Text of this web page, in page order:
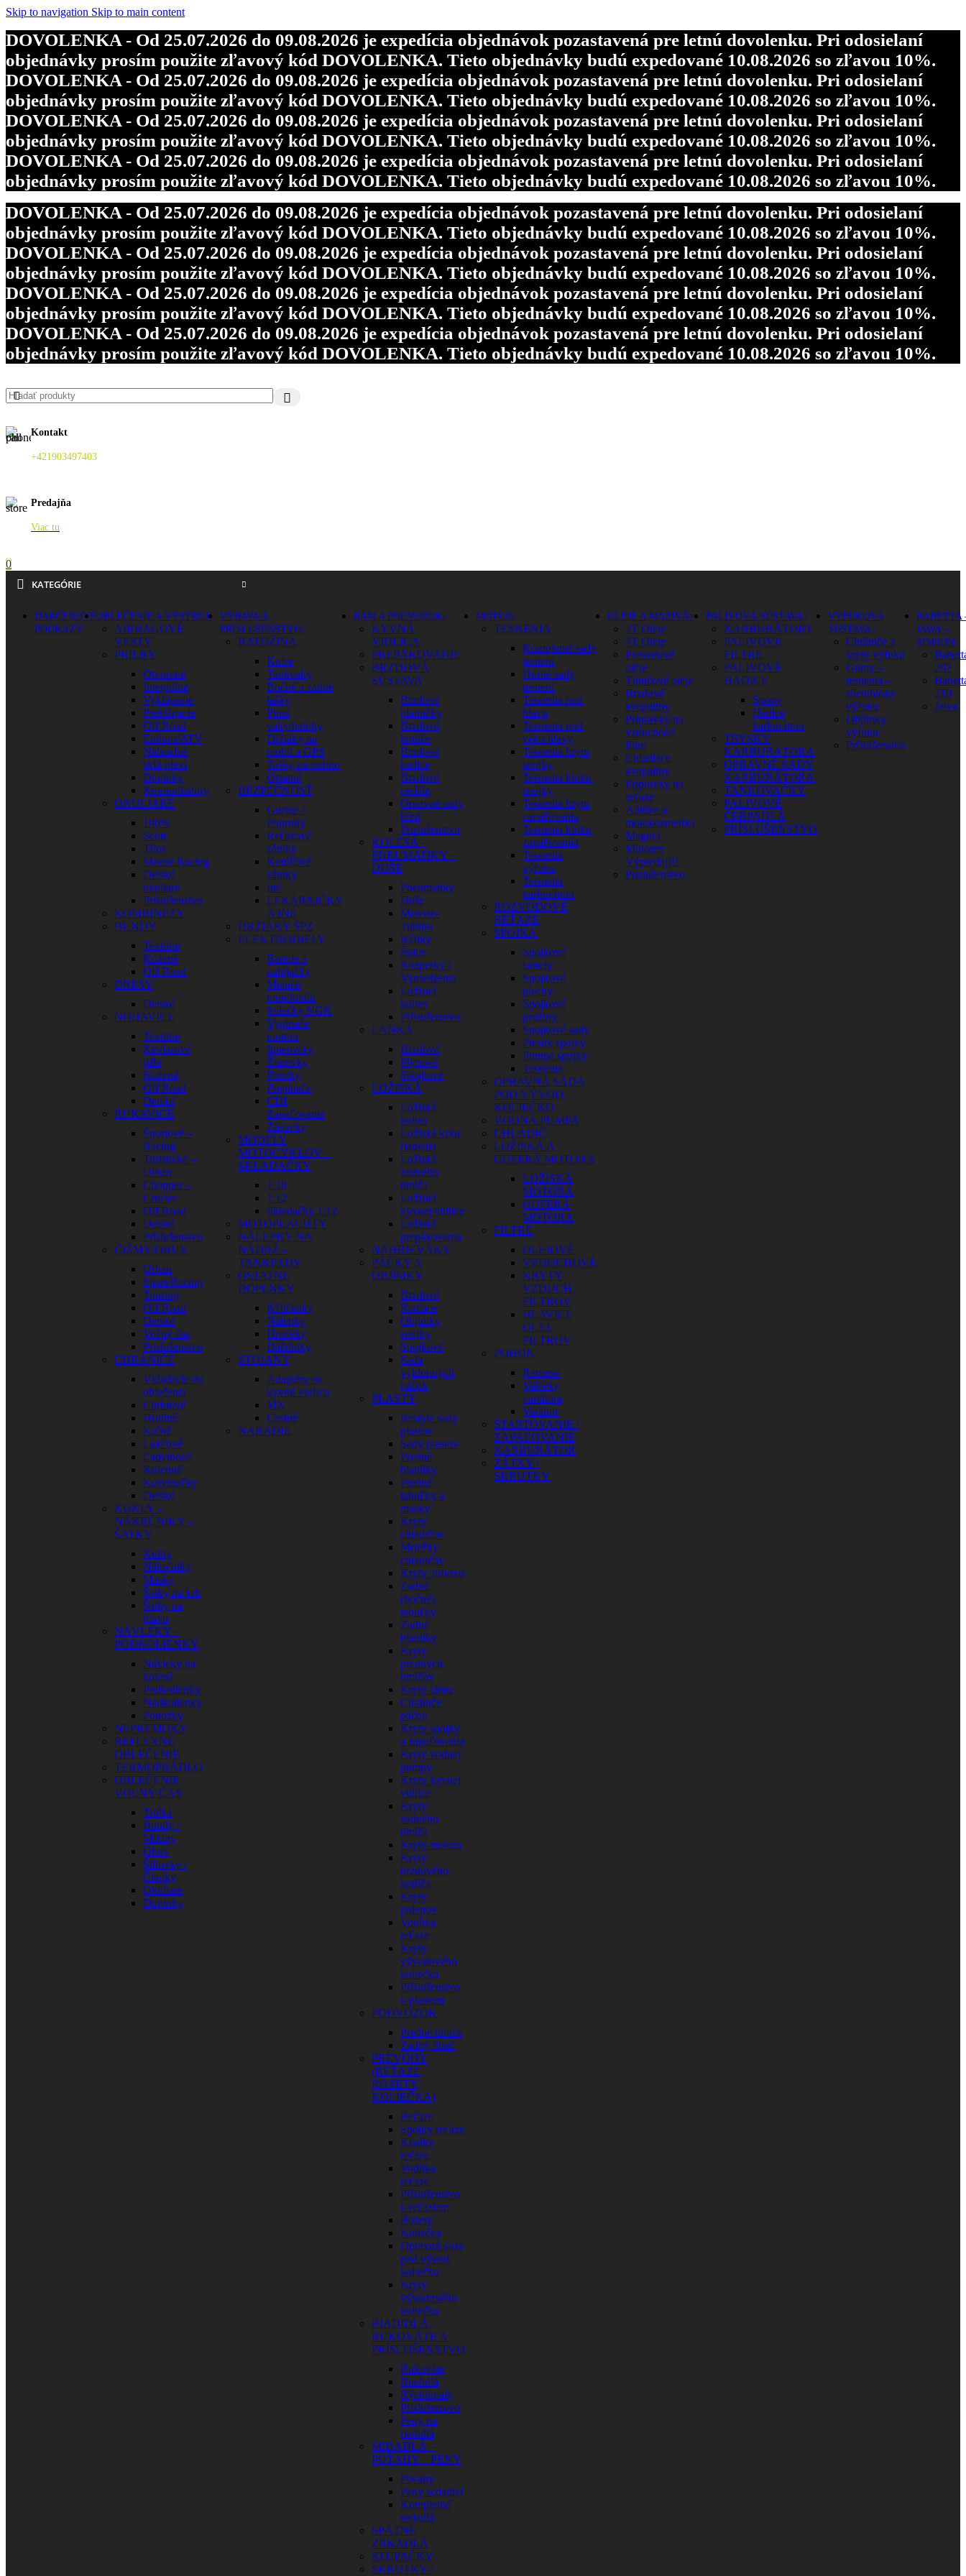
Skip to navigation Skip to main content
objednávky prosím použite zľavový kód DOVOLENKA. Tieto objednávky budú expedované 10.08.2026 so zľavou 10%.
DOVOLENKA - Od 25.07.2026 do 09.08.2026 je expedícia objednávok pozastavená pre letnú dovolenku. Pri odosielaní
objednávky prosím použite zľavový kód DOVOLENKA. Tieto objednávky budú expedované 10.08.2026 so zľavou 10%.
DOVOLENKA - Od 25.07.2026 do 09.08.2026 je expedícia objednávok pozastavená pre letnú dovolenku. Pri odosielaní
objednávky prosím použite zľavový kód DOVOLENKA. Tieto objednávky budú expedované 10.08.2026 so zľavou 10%.
DOVOLENKA - Od 25.07.2026 do 09.08.2026 je expedícia objednávok pozastavená pre letnú dovolenku. Pri odosielaní
objednávky prosím použite zľavový kód DOVOLENKA. Tieto objednávky budú expedované 10.08.2026 so zľavou 10%.
DOVOLENKA - Od 25.07.2026 do 09.08.2026 je expedícia objednávok pozastavená pre letnú dovolenku. Pri odosielaní
objednávky prosím použite zľavový kód DOVOLENKA. Tieto objednávky budú expedované 10.08.2026 so zľavou 10%.
DOVOLENKA - Od 25.07.2026 do 09.08.2026 je expedícia objednávok pozastavená pre letnú dovolenku. Pri odosielaní
objednávky prosím použite zľavový kód DOVOLENKA. Tieto objednávky budú expedované 10.08.2026 so zľavou 10%.
DOVOLENKA - Od 25.07.2026 do 09.08.2026 je expedícia objednávok pozastavená pre letnú dovolenku. Pri odosielaní
objednávky prosím použite zľavový kód DOVOLENKA. Tieto objednávky budú expedované 10.08.2026 so zľavou 10%.
DOVOLENKA - Od 25.07.2026 do 09.08.2026 je expedícia objednávok pozastavená pre letnú dovolenku. Pri odosielaní
objednávky prosím použite zľavový kód DOVOLENKA. Tieto objednávky budú expedované 10.08.2026 so zľavou 10%.
DOVOLENKA - Od 25.07.2026 do 09.08.2026 je expedícia objednávok pozastavená pre letnú dovolenku. Pri odosielaní
objednávky prosím použite zľavový kód DOVOLENKA. Tieto objednávky budú expedované 10.08.2026 so zľavou 10%.
DOVOLENKA - Od 25.07.2026 do 09.08.2026 je expedícia objednávok pozastavená pre letnú dovolenku. Pri odosielaní
objednávky prosím použite zľavový kód DOVOLENKA. Tieto objednávky budú expedované 10.08.2026 so zľavou 10%.
DOVOLENKA - Od 25.07.2026 do 09.08.2026 je expedícia objednávok pozastavená pre letnú dovolenku. Pri odosielaní
objednávky prosím použite zľavový kód DOVOLENKA. Tieto objednávky budú expedované 10.08.2026 so zľavou 10%.
Kontakt
+421903497403
Predajňa
Viac tu
0
KATEGÓRIE
DARČEKOVÉ
POUKAZY
OBLEČENIE A VÝSTROJ
AIRBAGOVÉ
VESTY
PRILBY
Otvorené
Integrálne
Vyklápacie
Preklápacie
Off Road
Enduro/ATV
Náhradné
sklá-plexi
Doplnky
Komunikátory
OKULIARE
100%
Scott
Thor
Moose Racing
Detské
okuliare
Príslušenstvo
KOMBINÉZY
BUNDY
Textilné
Kožené
Off Road
DRESY
Detské
NOHAVICE
Textilné
Kevlarové
rifle
Kožené
Off Road
Detské
RUKAVICE
Športové –
Racing
Turistické –
Urban
Chopper –
Cruiser
Off Road
Detské
Príslušenstvo
ČIŽMY/OBUV
Urban
Sport/Racing
Touring
Off Road
Detské
Voľný čas
Príslušenstvo
CHRÁNIČE
Vkladacie do
oblečenia
Chrbtové
Hrudné
Krčné
Lakťové
Ľadvinové
Kolenné
Korytnačky
Detské
KUKLY –
NÁKRČNÍKY –
ŠATKY
Kukly
Nákrčníky
Masky
Šatky na krk
Šatky na
hlavu
NÁVLEKY –
PODKOLIENKY
Návleky na
kolená
Podkolienky
Nadkolienky
Ponožky
NEPREMOKY
REFLEXNÉ
OBLEČENIE
TERMOPRÁDLO
OBLEČENIE
VOĽNÝ ČAS
Tričká
Bundy /
Mikiny
Obuv
Šiltovky /
Čiapky
Okuliare
Doplnky
VÝBAVA A
PRÍSLUŠENSTVO
BATOŽINA
Kufre
Tankvaky
Bočné a zadné
tašky
Pitné
vaky/batohy
Držiaky na
mobil a GPS
Tašky na stehno
Ostatné
BEZPEČNOSŤ
Gurtne /
Popruhy
Reťazové
zámky
Kotúčové
zámky
Iné
LEKÁRNIČKY
A INÉ
DRŽIAKY ŠPZ
ELEKTRODIELY
Batérie a
nabíjačky
Merače
motohodín
Sviečky NGK
Vypínače
motora
Smerovky
Žiarovky
Poistky
Prepínače
CDI
Zapaľovanie
Zásuvky
MODELY
MOTOCYKLOV –
SKLADAČKY
1:18
1:12
Skladačky 1:12
MOTOPLACHTY
NÁLEPKY NA
NÁDRŽ –
TANKPADY
OSTATNÉ
DOPLNKY
Kľúčenky
Nálepky
Hrnčeky
Dáždniky
STOJANY
Adaptéry na
kyvnú vidlicu
MX
Cestné
NÁRADIE
RÁM A PODVOZOK
KYVNÁ
VIDLICA
PREPÁKOVANIE
BRZDOVÁ
SÚSTAVA
Brzdové
platničky
Brzdové
kotúče
Brzdové
hadice
Brzdové
pedále
Opravné sady
bŕzd
Príslušenstvo
KOLESÁ –
PNEUMATIKY –
DUŠE
Pneumatiky
Duše
Mousse-
Tubliss
Ráfiky
Špice
Rozperky /
Vymedzenia
Ložiská
kolies
Príslušenstvo
LANKÁ
Brzdové
Plynové
Spojkové
LOŽISKÁ
Ložiská
kolies
Ložiská krku
riadenia
Ložiská
zadného
tlmiča
Ložiská
kyvnej vidlice
Ložiská
prepákovania
NAHRIEVÁKY
PÁČKY A
OBJÍMKY
Brzdové
Radiace
Objímky
spojky
Spojkové
Sada
výklopných
páčok
PLASTY
Restyle sady
plastov
Sady plastov
Predné
blatníky
Predné
tabuľky a
masky
Kryty
chladičov
Mriežky
chladičov
Kryty airboxu
Zadné
(bočné)
tabuľky
Zadné
blatníky
Kryty
predných
tlmičov
Kryty rámu
Chrániče
páčok
Kryty spojky
a zapaľovania
Kryty vodnej
pumpy
Kryty kyvnej
vidlice
Kryty
zadného
tlmiča
Kryty motora
Kryty
brzdového
kotúča
Kryty
polepov
Vodítka
reťaze
Kryty
vývodového
koliečka
Príslušenstvo
k plastom
PODVOZOK
Predné tlmiče
Zadný tlmič
PREVODY
(REŤAZE,
ROZETY,
KOLIEČKA)
Reťaze
Spojky reťaze
Kladky
reťaze
Vodítka
reťaze
Príslušenstvo
k reťaziam
Rozety
Koliečka
Opravná sada
pod vývod.
koliečko
Kryty
vývodového
koliečka
RIADIDLÁ,
RUKOVÄTE A
PRÍSLUŠENSTVO
Rukoväte
Riadidlá
Rýchlopaly
Príslušenstvo
Peny na
riadidlá
SEDADLÁ –
POŤAHY – PENY
Poťahy
Peny sedadiel
Kompletné
sedadlá
SPÄTNÉ
ZRKADLÁ
STUPAČKY
SKRUTKY /
MOTOR
TESNENIA
Kompletné sady
tesnení
Horné sady
tesnení
Tesnenia pod
hlavu
Tesnenia pod
veko hlavy
Tesnenia krytu
spojky
Tesnenia bloku
spojky
Tesnenia krytu
zapaľovania
Tesnenia bloku
zapaľovania
Tesnenia
výfuku
Tesnenia
karburátora
ROZVODOVÉ
REŤAZE
SPOJKA
Spojkové
lamely
Spojkové
plechy
Spojkové
pružiny
Spojkové sady
Piestik spojky
Pumpa spojky
Tesnenia
OPRAVNÁ SADA
POD VÝVOD.
KOLIEČKO
VODNÁ PUMPA
CHLADIČ
LOŽISKÁ A
GUFERÁ MOTORA
LOŽISKÁ
MOTORA
GUFERÁ
MOTORA
FILTRE
OLEJOVÉ
VZDUCHOVÉ
KRYTY
VZDUCH.
FILTROV
HLAVICE
OLEJ.
FILTROV
POHON
Remene
Valčeky
variátora
Variátor
ŠTARTOVANIE /
ZAPAĽOVANIE
KARBURÁTOR
ZÁTKY /
SKRUTKY
OLEJE A MAZIVÁ
2T Oleje
4T Oleje
Prevodové
oleje
Tlmičové oleje
Brzdové
kvapaliny
Prípravky na
vzduchové
filtre
Chladiace
kvapaliny
Prípravky na
reťaze
Aditíva a
motokozmetika
Magura
Motorex
Výpredaj!!!
Príslušenstvo
PALIVOVÁ SÚSTAVA
KARBURÁTORY
PALIVOVÉ
FILTRE
PALIVOVÉ
HADICE
Spony
Hadice
karburátora
TRYSKY
KARBURÁTORA
OPRAVNÉ SADY
KARBURÁTORA
TANKOVAČKY
PALIVOVÉ
ČERPADLÁ
PRÍSLUŠENSTVO
VÝFUKOVÁ
SÚSTAVA
Chrániče a
kryty výfuku
Gumy –
tesnenia –
silentbloky
výfuku
Objímky
výfuku
Príslušenstvo
BABETTA
JAWA –
SIMSON
207
210
Jawa